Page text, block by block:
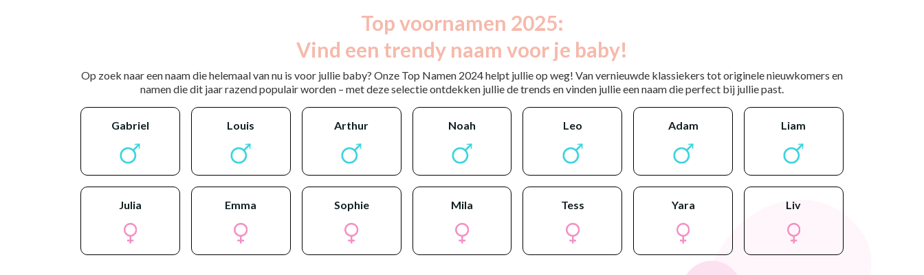
Top voornamen 2025:
Vind een trendy naam voor je baby!
Op zoek naar een naam die helemaal van nu is voor jullie baby? Onze Top Namen 2024 helpt jullie op weg! Van vernieuwde klassiekers tot originele nieuwkomers en
namen die dit jaar razend populair worden – met deze selectie ontdekken jullie de trends en vinden jullie een naam die perfect bij jullie past.
gabriel louis arthur noah leo adam liam
julia emma sophie mila tess yara liv